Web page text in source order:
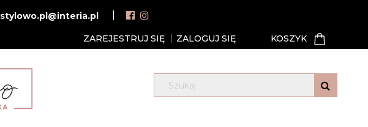
stylowo.pl@interia.pl
ZAREJESTRUJ SIĘ ZALOGUJ SIĘ